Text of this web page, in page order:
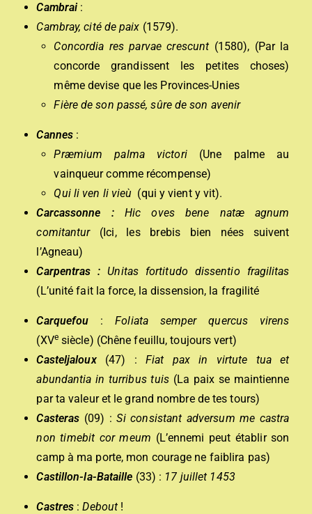
Cambrai :
Cambray, cité de paix (1579).
Concordia res parvae crescunt (1580), (Par la
concorde grandissent les petites choses)
même devise que les Provinces-Unies
Fière de son passé, sûre de son avenir
Cannes :
Præmium palma victori(Une palme au
vainqueur comme récompense)
Qui li ven li vieù (qui y vient y vit).
Carcassonne : Hic oves bene natæ agnum
comitantur(Ici, les brebis bien nées suivent
l’Agneau)
Carpentras : Unitas fortitudo dissentio fragilitas
(L’unité fait la force, la dissension, la fragilité
Carquefou :Foliata semper quercus virens
(XVesiècle) (Chêne feuillu, toujours vert)
Casteljaloux (47) : Fiat pax in virtute tua et
abundantia in turribus tuis(La paix se maintienne
par ta valeur et le grand nombre de tes tours)
Casteras (09) :Si consistant adversum me castra
non timebit cor meum (L’ennemi peut établir son
camp à ma porte, mon courage ne faiblira pas)
Castillon-la-Bataille (33) : 17 juillet 1453
Castres :Debout !